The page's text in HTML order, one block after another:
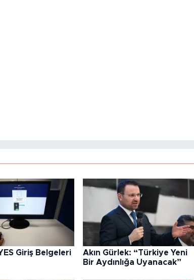
Giriş Belgeleri
Akın Gürlek: “Türkiye Yeni
Bir Aydınlığa Uyanacak”